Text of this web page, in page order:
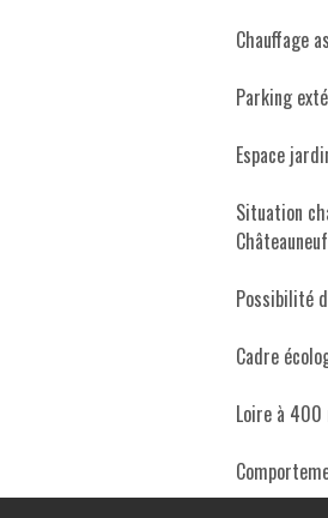
Chauffage
Parking
Espace
Situation
Possibilité
Cadre
Loire à 400